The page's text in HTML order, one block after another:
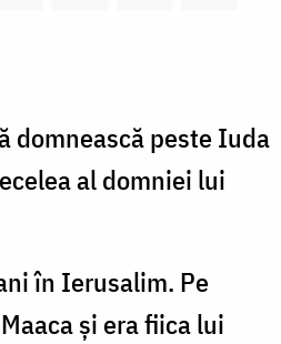
domnească peste Iuda
al domniei lui
în Ierusalim. Pe
şi era fiica lui